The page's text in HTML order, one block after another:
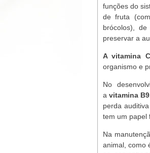
funções do
de fruta
brócolos),
preservar a
A vitamina
organismo e
No
avitamina
perda
tem um papel
Na
animal, como